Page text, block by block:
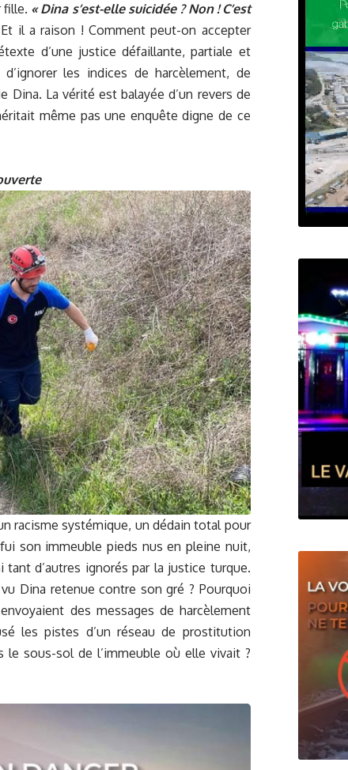
fille. « Dina s’est-elle suicidée ? Non ! C’est
il a raison ! Comment peut-on accepter
d’une justice défaillante, partiale et
les indices de harcèlement, de
Dina. La vérité est balayée d’un revers de
même pas une enquête digne de ce
racisme systémique, un dédain total pour
son immeuble pieds nus en pleine nuit,
d’autres ignorés par la justice turque.
Dina retenue contre son gré ? Pourquoi
des messages de harcèlement
les pistes d’un réseau de prostitution
sous-sol de l’immeuble où elle vivait ?